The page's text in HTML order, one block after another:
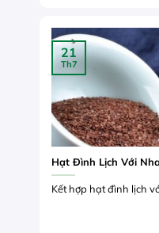
Hạt Đình Lịch Với
Kết hợp hạt đình lịch
21
Th7